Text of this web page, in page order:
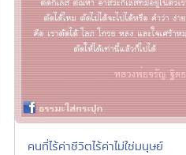
คนที่ไร้ค่าชีวิตไร้ค่าไม่ใช่มนุษย์